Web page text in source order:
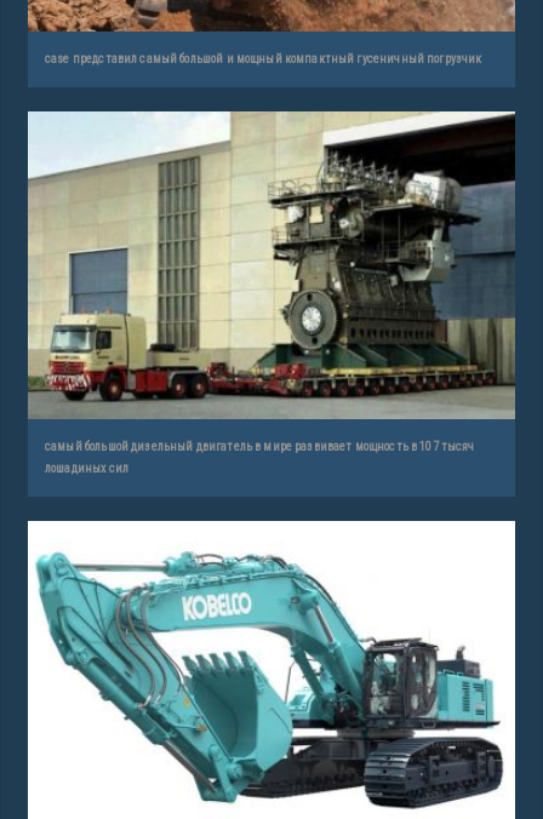
case представил самый большой и мощный компактный гусеничный погрузчик
самый большой дизельный двигатель в мире развивает мощность в 107 тысяч
лошадиных сил